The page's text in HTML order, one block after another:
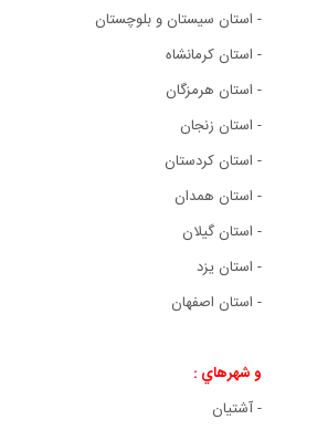
- استان سيستان و بلوچستان
- استان کرمانشاه
- استان هرمزگان
- استان زنجان
- استان کردستان
- استان همدان
- استان گيلان
- استان يزد
- استان اصفهان
و شهرهاي :
- آشتيان